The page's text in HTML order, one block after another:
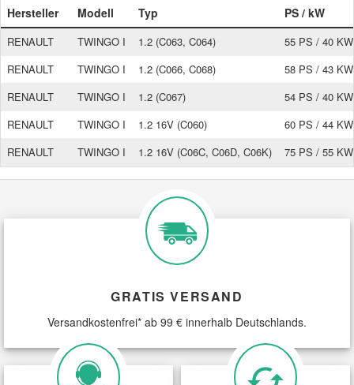
Hersteller
Modell Typ PS / kW
RENAULT TWINGO I 1.2 (C063, C064)
55 PS / 40 KW
RENAULT
TWINGO I 1.2 (C066, C068)
58 PS / 43 KW
RENAULT
TWINGO I 1.2 (C067)
54 PS / 40 KW
RENAULT
TWINGO I 1.2 16V (C060)
60 PS / 44 KW
RENAULT
TWINGO I 1.2 16V (C06C, C06D, C06K) 75 PS / 55 KW
GRATIS VERSAND
Versandkostenfrei* ab 99 € innerhalb Deutschlands.
Suzuki Ersatzteile
Vauxhall Ersatzteile